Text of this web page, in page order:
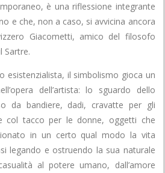
è una riflessione integrante
e che, non a caso, si avvicina ancora
Giacometti, amico del filosofo
Sartre.
esistenzialista, il simbolismo gioca un
dell’artista: lo sguardo dello
da bandiere, dadi, cravatte per gli
col tacco per le donne, oggetti che
in un certo qual modo la vita
legando e ostruendo la sua naturale
al potere umano, dall’amore